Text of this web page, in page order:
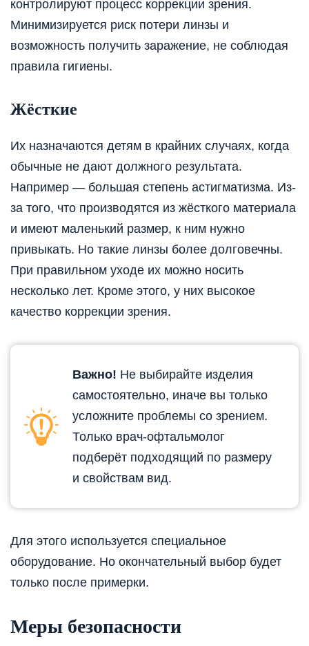
контролируют процесс коррекции зрения.
Минимизируется риск потери линзы и
возможность получить заражение, не соблюдая
правила гигиены.
Жёсткие
Их назначаются детям в крайних случаях, когда
обычные не дают должного результата.
Например — большая степень астигматизма. Из-
за того, что производятся из жёсткого материала
и имеют маленький размер, к ним нужно
привыкать. Но такие линзы более долговечны.
При правильном уходе их можно носить
несколько лет. Кроме этого, у них высокое
качество коррекции зрения.
Важно! Не выбирайте изделия
самостоятельно, иначе вы только
усложните проблемы со зрением.
Только врач-офтальмолог
подберёт подходящий по размеру
и свойствам вид.
Для этого используется специальное
оборудование. Но окончательный выбор будет
только после примерки.
Меры безопасности